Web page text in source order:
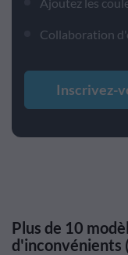
Collaboration
Inscrivez-
Plus de 10
d'inconvénients